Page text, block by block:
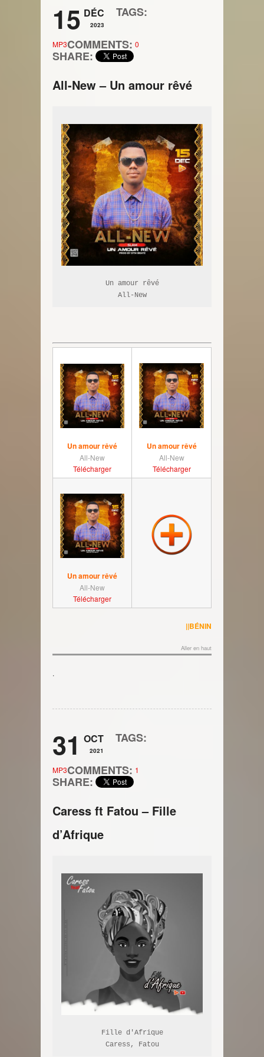
15 DÉC
2023
TAGS:
MP3COMMENTS: 0
SHARE:
All-New – Un amour rêvé
Un amour rêvé
All-New
Un amour rêvé
All-New
Télécharger
Un amour rêvé
All-New
Télécharger
Un amour rêvé
All-New
Télécharger
||BÉNIN
Aller en haut
.
31 OCT
2021
TAGS:
MP3COMMENTS: 1
SHARE:
Caress ft Fatou – Fille
d’Afrique
Fille d'Afrique
Caress, Fatou